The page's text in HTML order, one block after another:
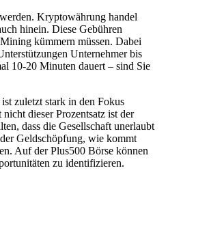
Kryptowährung handel
hinein. Diese Gebühren
kümmern müssen. Dabei
Unternehmer bis
10-20 Minuten dauert – sind Sie
zuletzt stark in den Fokus
dieser Prozentsatz ist der
dass die Gesellschaft unerlaubt
Geldschöpfung, wie kommt
Auf der Plus500 Börse können
zu identifizieren.